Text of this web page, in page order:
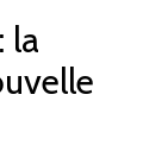
la